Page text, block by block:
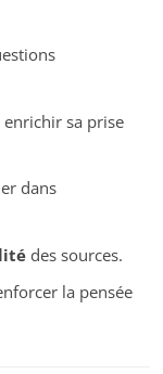
sa prise
dans
des sources.
la pensée